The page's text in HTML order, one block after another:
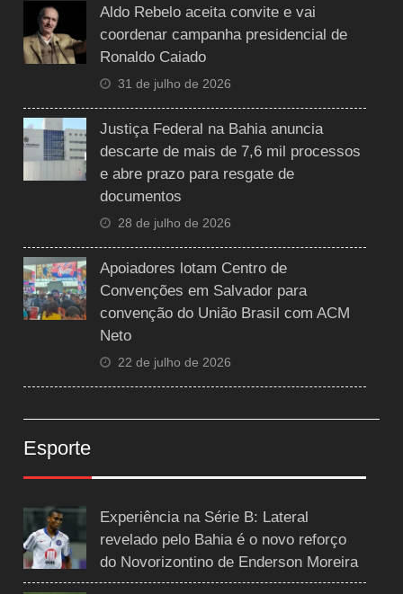
Aldo Rebelo aceita convite e vai
coordenar campanha presidencial de
Ronaldo Caiado
31 de julho de 2026
Justiça Federal na Bahia anuncia
descarte de mais de 7,6 mil processos
e abre prazo para resgate de
documentos
28 de julho de 2026
Apoiadores lotam Centro de
Convenções em Salvador para
convenção do União Brasil com ACM
Neto
22 de julho de 2026
Esporte
Experiência na Série B: Lateral
revelado pelo Bahia é o novo reforço
do Novorizontino de Enderson Moreira